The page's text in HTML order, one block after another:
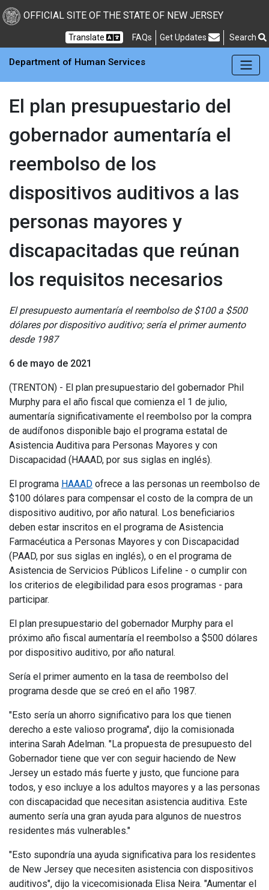
New Jersey
Skip to main Content
OFFICIAL SITE OF THE STATE OF NEW JERSEY
Translate FAQs Frequently Asked Questions
Get Updates Search
Department of Human Services
El plan presupuestario del
gobernador aumentaría el
reembolso de los
dispositivos auditivos a las
personas mayores y
discapacitadas que reúnan
los requisitos necesarios
El presupuesto aumentaría el reembolso de $100 a $500
dólares por dispositivo auditivo; sería el primer aumento
desde 1987
6 de mayo de 2021
(TRENTON) - El plan presupuestario del gobernador Phil
Murphy para el año fiscal que comienza el 1 de julio,
aumentaría significativamente el reembolso por la compra
de audífonos disponible bajo el programa estatal de
Asistencia Auditiva para Personas Mayores y con
Discapacidad (HAAAD, por sus siglas en inglés).
El programa HAAAD ofrece a las personas un reembolso de
$100 dólares para compensar el costo de la compra de un
dispositivo auditivo, por año natural. Los beneficiarios
deben estar inscritos en el programa de Asistencia
Farmacéutica a Personas Mayores y con Discapacidad
(PAAD, por sus siglas en inglés), o en el programa de
Asistencia de Servicios Públicos Lifeline - o cumplir con
los criterios de elegibilidad para esos programas - para
participar.
El plan presupuestario del gobernador Murphy para el
próximo año fiscal aumentaría el reembolso a $500 dólares
por dispositivo auditivo, por año natural.
Sería el primer aumento en la tasa de reembolso del
programa desde que se creó en el año 1987.
"Esto sería un ahorro significativo para los que tienen
derecho a este valioso programa", dijo la comisionada
interina Sarah Adelman. "La propuesta de presupuesto del
Gobernador tiene que ver con seguir haciendo de New
Jersey un estado más fuerte y justo, que funcione para
todos, y eso incluye a los adultos mayores y a las personas
con discapacidad que necesitan asistencia auditiva. Este
aumento sería una gran ayuda para algunos de nuestros
residentes más vulnerables."
"Esto supondría una ayuda significativa para los residentes
de New Jersey que necesiten asistencia con dispositivos
auditivos", dijo la vicecomisionada Elisa Neira. "Aumentar el